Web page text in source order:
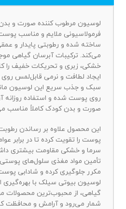
لوسیون مرطوب کننده صورت و
فرمولاسیونی ملایم و مناسب
ساخته شده و رطوبتی پایدار و
می‌کند. ترکیبات آبرسان گیاهی
خشکی، زبری و تحریکات خفیف را
ایجاد لطافت و نرمی قابل‌لمس
سبک و جذب سریع این لوسیون
روی پوست شده و استفاده روزانه
صورت و بدن کودک کاملاً مناسب
این محصول علاوه بر رساندن
پوست را تقویت کرده تا در برابر
سرما و خشکی مقاومت بیشتری
تأمین مواد مغذی سلول‌های
مکرر جلوگیری کرده و شادابی
لوسیون بیوتی سیلک با بهره‌گیری
گیاهی، از محبوب‌ترین محصولات
شمار می‌رود و آرامش و محافظت